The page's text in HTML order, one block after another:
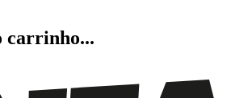
carrinho...